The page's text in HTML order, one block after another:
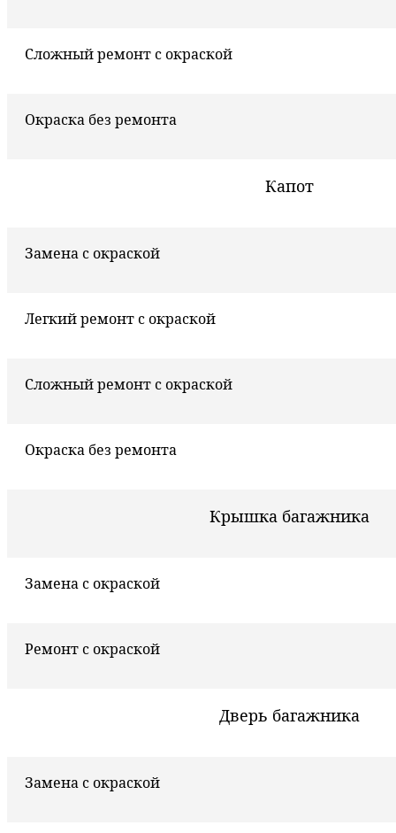
Сложный ремонт с окраской
Окраска без ремонта
Капот
Замена с окраской
Легкий ремонт с окраской
Сложный ремонт с окраской
Окраска без ремонта
Крышка багажника
Замена с окраской
Ремонт с окраской
Дверь багажника
Замена с окраской